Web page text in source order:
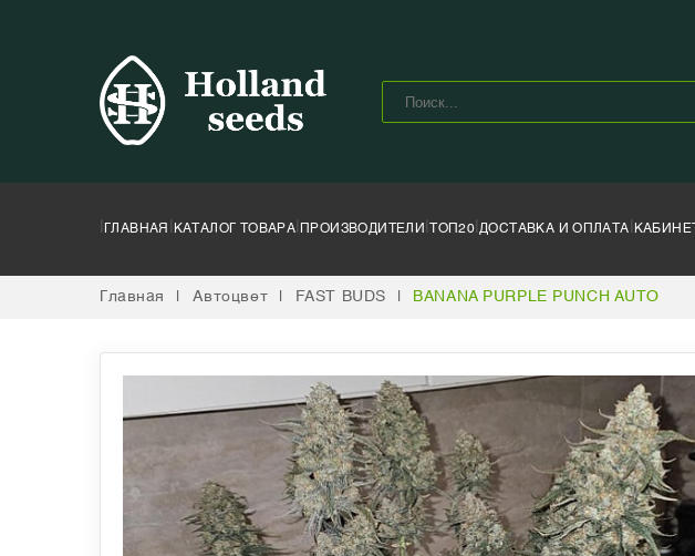
ГЛАВНАЯ КАТАЛОГ ТОВАРА ПРОИЗВОДИТЕЛИ | ТОП20 |ДОСТАВКА И ОПЛАТА КАБИНЕТ
Главная Автоцвет FAST BUDS BANANA PURPLE PUNCH AUTO